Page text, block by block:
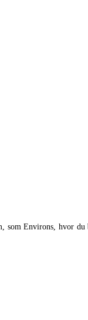
som Environs, hvor